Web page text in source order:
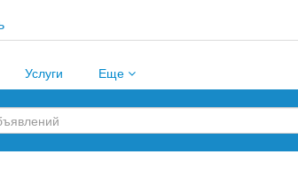
Услуги Еще